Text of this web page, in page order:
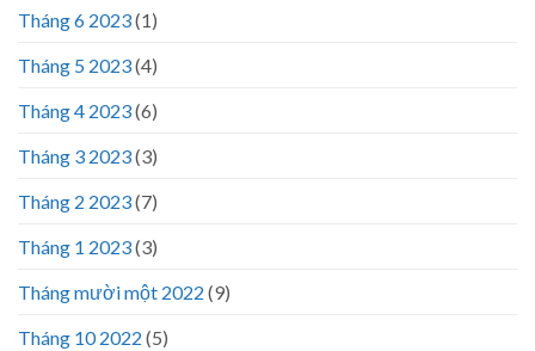
Tháng 6 2023(1)
Tháng 5 2023(4)
Tháng 4 2023(6)
Tháng 3 2023(3)
Tháng 2 2023(7)
Tháng 1 2023(3)
Tháng mười một 2022 (9)
Tháng 10 2022 (5)